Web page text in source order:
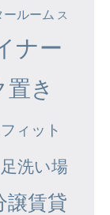
ールーム ス
ナー
き
フィット
洗い場
譲賃貸